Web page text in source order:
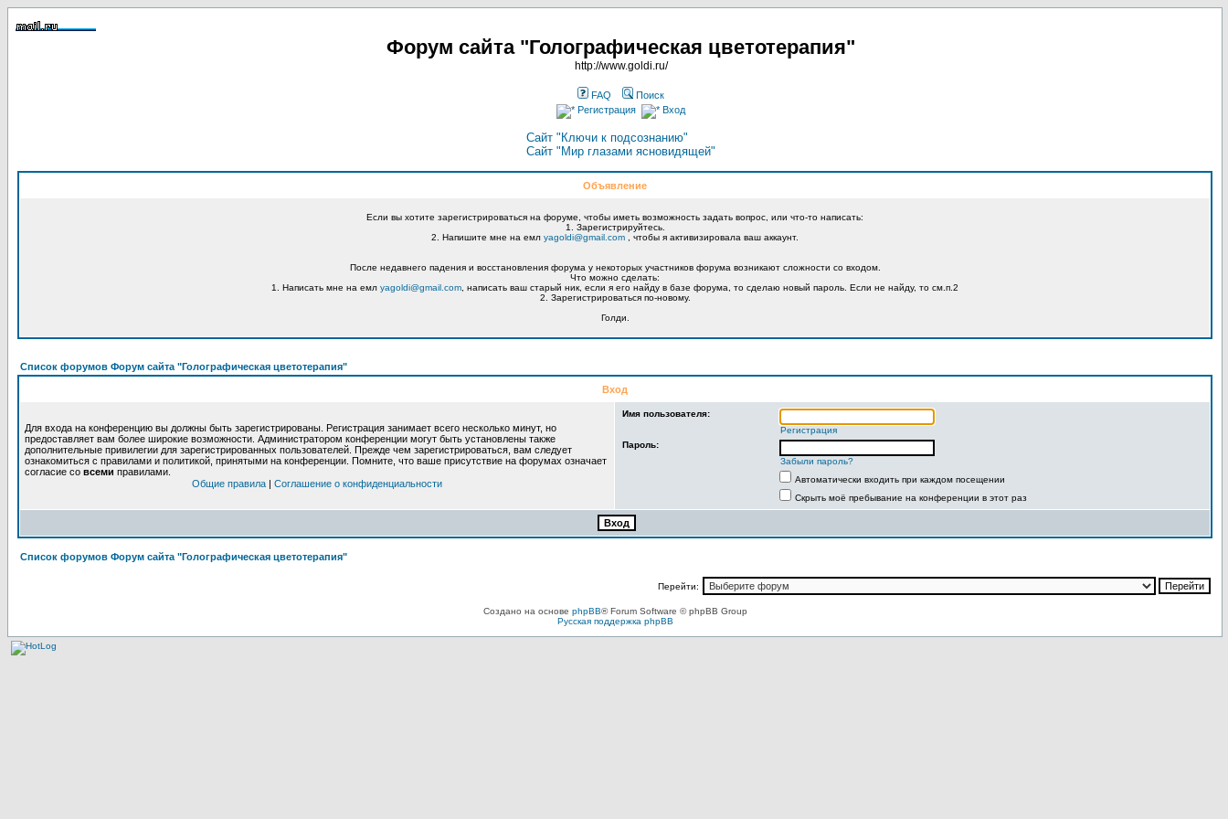
Форум сайта "Голографическая цветотерапия"
http://www.goldi.ru/
FAQ
Поиск
Регистрация
Вход
Сайт "Ключи к подсознанию"
Сайт "Мир глазами ясновидящей"
Объявление
Если вы хотите зарегистрироваться на форуме, чтобы иметь возможность задать вопрос, или что-то написать:
1. Зарегистрируйтесь.
2. Напишите мне на емл yagoldi@gmail.com , чтобы я активизировала ваш аккаунт.
После недавнего падения и восстановления форума у некоторых участников форума возникают сложности со входом.
Что можно сделать:
1. Написать мне на емл yagoldi@gmail.com , написать ваш старый ник, если я его найду в базе форума, то сделаю новый пароль. Если не найду, то см.п.2
2. Зарегистрироваться по-новому.
Голди.
Список форумов Форум сайта "Голографическая цветотерапия"
Вход
Для входа на конференцию вы должны быть зарегистрированы. Регистрация занимает всего несколько минут, но
предоставляет вам более широкие возможности. Администратором конференции могут быть установлены также
дополнительные привилегии для зарегистрированных пользователей. Прежде чем зарегистрироваться, вам следует
ознакомиться с правилами и политикой, принятыми на конференции. Помните, что ваше присутствие на форумах означает
согласие со всеми правилами.
Общие правила | Соглашение о конфиденциальности
Имя пользователя:
Регистрация
Пароль:
Забыли пароль?
Автоматически входить при каждом посещении
Скрыть моё пребывание на конференции в этот раз
Список форумов Форум сайта "Голографическая цветотерапия"
Перейти:
Создано на основе phpBB® Forum Software © phpBB Group
Русская поддержка phpBB